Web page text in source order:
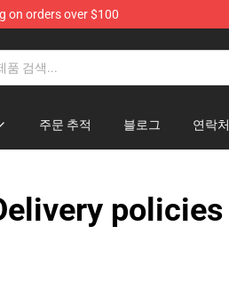
on orders over $100
주문 추적 블로그 연락처
policies